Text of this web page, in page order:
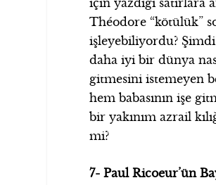
için yazdığı
Théodore “kötülük”
işleyebiliyordu? Şimdi
daha iyi bir dünya
gitmesini istemeyen
hem babasının işe
bir yakınım azrail
mi?
7- Paul Ricoeur’ün